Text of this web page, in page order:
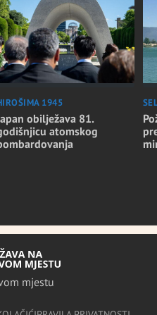
1945
obilježava 81.
atomskog
mjestu